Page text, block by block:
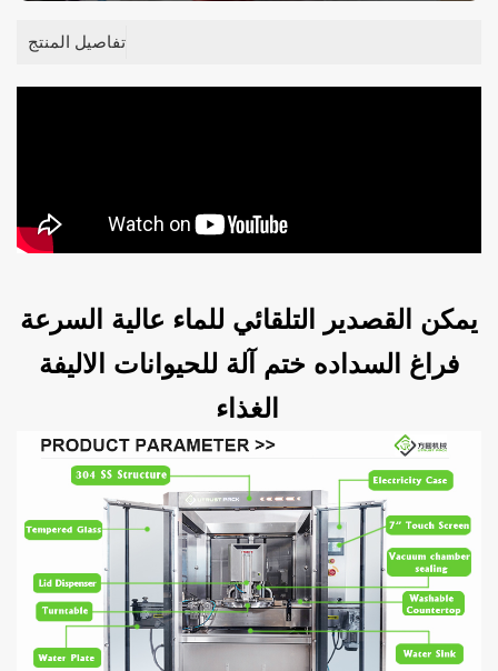
تفاصيل المنتج
يمكن القصدير التلقائي للماء عالية السرعة
فراغ السداده ختم آلة للحيوانات الاليفة
الغذاء